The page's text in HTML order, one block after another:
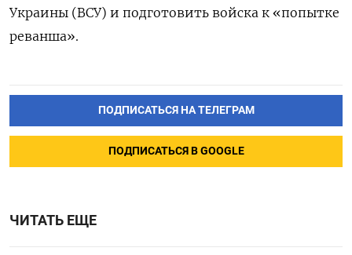
Украины (ВСУ) и подготовить войска к «попытке
реванша».
ПОДПИСАТЬСЯ НА ТЕЛЕГРАМ
ПОДПИСАТЬСЯ В GOOGLE
ЧИТАТЬ ЕЩЕ